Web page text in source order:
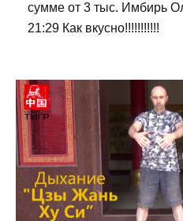
сумме от 3 тыс. Имбирь
21:29 Как вкусно!!!!!!!!!!!